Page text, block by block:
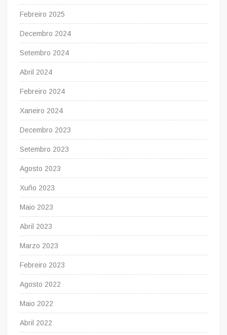
Febreiro 2025
Decembro 2024
Setembro 2024
Abril 2024
Febreiro 2024
Xaneiro 2024
Decembro 2023
Setembro 2023
Agosto 2023
Xuño 2023
Maio 2023
Abril 2023
Marzo 2023
Febreiro 2023
Agosto 2022
Maio 2022
Abril 2022